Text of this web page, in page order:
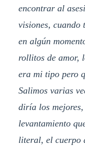
encontrar al
visiones, cuando
en algún
rollitos de amor,
era mi tipo pero
Salimos varias
diría los mejores,
levantamiento
literal, el cuerpo